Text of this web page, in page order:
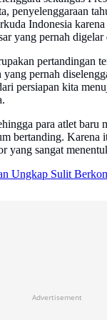
penyelenggaraan
Indonesia
yang pernah
pertandingan
yang pernah
persiapan kita
para atlet baru
bertanding. Karena
yang sangat
Ungkap Sulit
Advertisement